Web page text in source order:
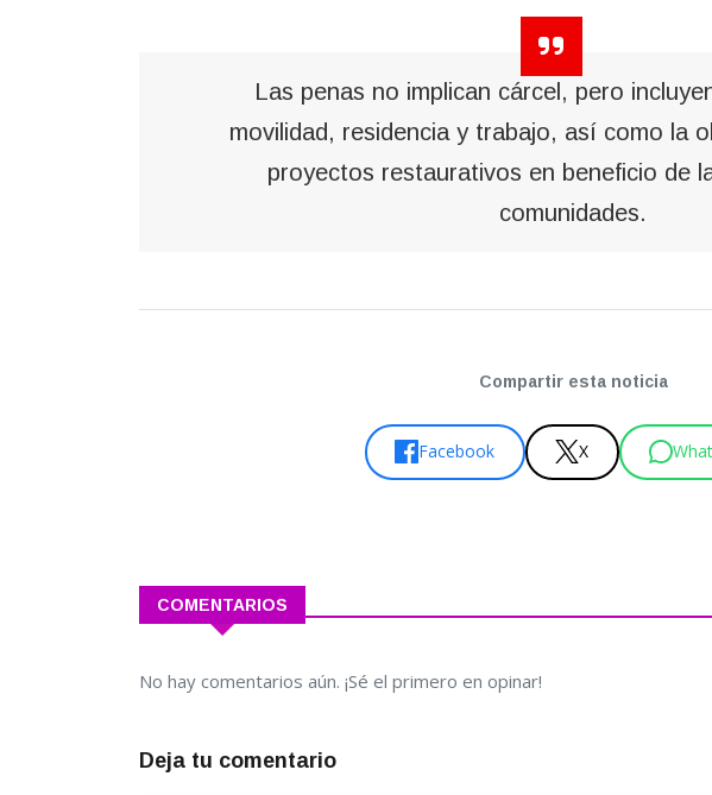
Las penas no implican cárcel, pero
movilidad, residencia y trabajo, así como la
proyectos restaurativos en beneficio de
comunidades.
Compartir esta noticia
Facebook X
COMENTARIOS
No hay comentarios aún. ¡Sé el primero en opinar!
Deja tu comentario